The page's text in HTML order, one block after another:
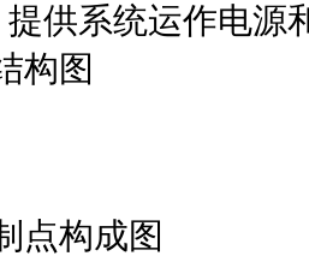
系统运作电源
图
构成图